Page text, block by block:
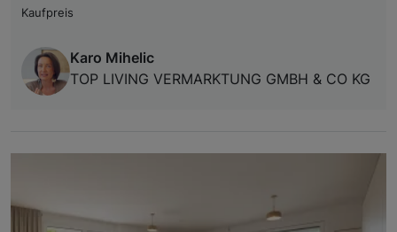
Kaufpreis
Karo Mihelic
TOP LIVING VERMARKTUNG GMBH & CO KG